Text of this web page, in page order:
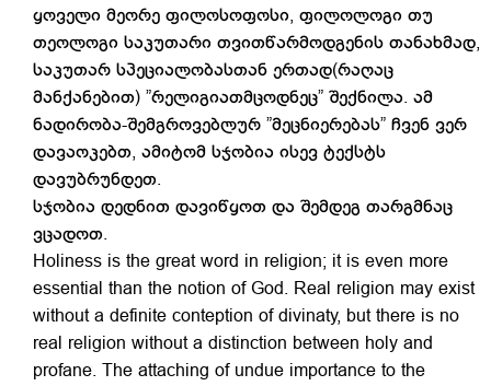
ყოველი მეორე ფილოსოფოსი, ფილოლოგი თუ
თეოლოგი საკუთარი თვითწარმოდგენის თანახმად,
საკუთარ სპეციალობასთან ერთად(რაღაც
მანქანებით) ”რელიგიათმცოდნეც” შექნილა. ამ
ნადირობა-შემგროვებლურ ”მეცნიერებას” ჩვენ ვერ
დავაოკებთ, ამიტომ სჯობია ისევ ტექსტს
დავუბრუნდეთ.
სჯობია დედნით დავიწყოთ და შემდეგ თარგმნაც
ვცადოთ.
Holiness is the great word in religion; it is even more
essential than the notion of God. Real religion may exist
without a definite conteption of divinaty, but there is no
real religion without a distinction between holy and
profane. The attaching of undue importance to the